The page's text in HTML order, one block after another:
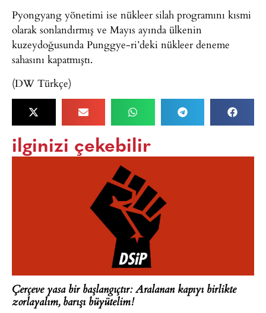
Pyongyang yönetimi ise nükleer silah programını kısmi
olarak sonlandırmış ve Mayıs ayında ülkenin
kuzeydoğusunda Punggye-ri’deki nükleer deneme
sahasını kapatmıştı.
(DW Türkçe)
ilginizi çekebilir
Çerçeve yasa bir başlangıçtır: Aralanan kapıyı birlikte
zorlayalım, barışı büyütelim!